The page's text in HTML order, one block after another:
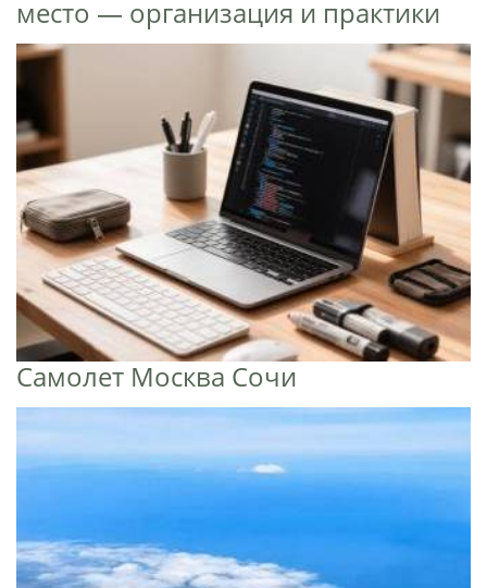
место — организация и практики
Самолет Москва Сочи